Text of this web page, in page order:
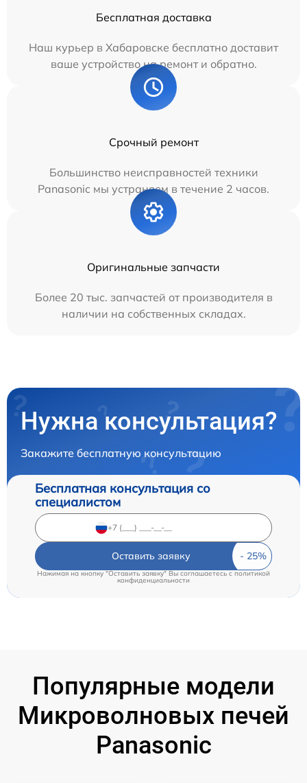
Бесплатная доставка
Наш курьер в Хабаровске бесплатно доставит
ваше устройство на ремонт и обратно.
Срочный ремонт
Большинство неисправностей техники
Panasonic мы устраняем в течение 2 часов.
Оригинальные запчасти
Более 20 тыс. запчастей от производителя в
наличии на собственных складах.
Нужна консультация?
Закажите бесплатную консультацию
Бесплатная консультация со
специалистом
Оставить заявку
Нажимая на кнопку "Оставить заявку" Вы соглашаетесь cполитикой
конфиденциальности
Популярные модели
Микроволновых печей
Panasonic